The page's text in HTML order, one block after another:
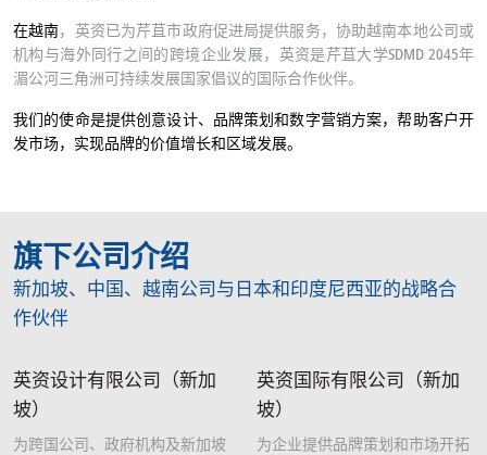
在越南，英资已为芹苴市政府促进局提供服务，协助越南本地公司或
机构与海外同行之间的跨境企业发展，英资是芹苴大学SDMD 2045年
湄公河三角洲可持续发展国家倡议的国际合作伙伴。
我们的使命是提供创意设计、品牌策划和数字营销方案，帮助客户开
发市场，实现品牌的价值增长和区域发展。
旗下公司介绍
新加坡、中国、越南公司与日本和印度尼西亚的战略合
作伙伴
英资设计有限公司（新加
坡）
为跨国公司、政府机构及新加坡
英资国际有限公司（新加
坡）
为企业提供品牌策划和市场开拓